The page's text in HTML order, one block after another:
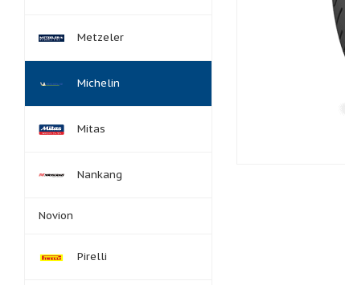
Metzeler
Michelin
Mitas
Nankang
Novion
Pirelli